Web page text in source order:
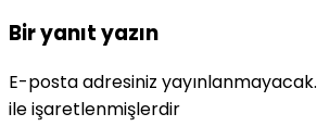
Bir yanıt yazın
E-posta adresiniz yayınlanmayacak.
ile işaretlenmişlerdir